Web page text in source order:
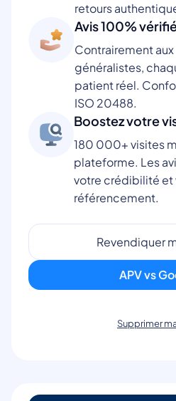
retours
Avis 100%
Contrairement
généralistes,
patient réel.
ISO 20488.
Boostez votre
180 000+ visites
plateforme. Les
votre crédibilité et
référencement.
Revendiquer
APV vs
Supprimer